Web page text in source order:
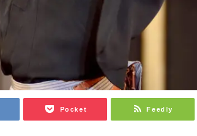
Pocket Feedly